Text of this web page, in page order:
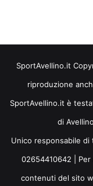
SportAvellino.it
riproduzione
SportAvellino.it è
di
Unico responsabile
02654410642 |
contenuti del sito